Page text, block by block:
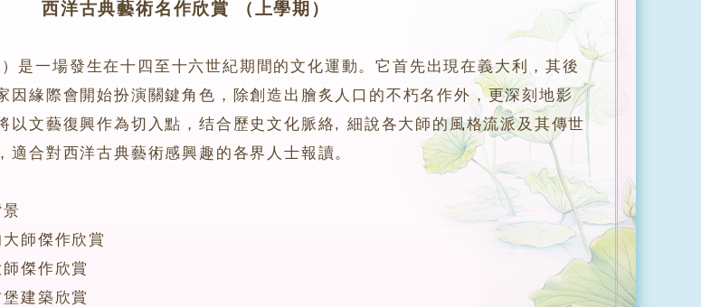
西洋古典藝術名作欣賞 （上學期）
是一場發生在十四至十六世紀期間的文化運動。它首先出現在義大利，其後
因緣際會開始扮演關鍵角色，除創造出膾炙人口的不朽名作外，更深刻地影
以文藝復興作為切入點，结合歷史文化脈絡, 細說各大師的風格流派及其傳世
適合對西洋古典藝術感興趣的各界人士報讀。
師傑作欣賞
傑作欣賞
建築欣賞